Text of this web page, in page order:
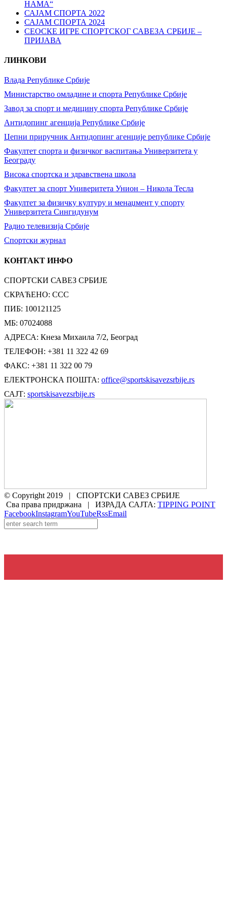
НАМА“
САЈАМ СПОРТА 2022
САЈАМ СПОРТА 2024
СЕОСКЕ ИГРЕ СПОРТСКОГ САВЕЗА СРБИЈЕ –
ПРИЈАВА
ЛИНКОВИ
Влада Републике Србије
Министарство омладине и спорта Републике Србије
Завод за спорт и медицину спорта Републике Србије
Антидопинг агенција Републике Србије
Џепни приручник Антидопинг агенције републике Србије
Факултет спорта и физичког васпитања Универзитета у
Београду
Висока спортска и здравствена школа
Факултет за спорт Универитета Унион – Никола Тесла
Факултет за физичку културу и менаџмент у спорту
Универзитета Сингидунум
Радио телевизија Србије
Спортски журнал
КОНТАКТ ИНФО
СПОРТСКИ САВЕЗ СРБИЈЕ
СКРАЋЕНО: ССС
ПИБ: 100121125
МБ: 07024088
АДРЕСА: Кнеза Михаила 7/2, Београд
ТЕЛЕФОН: +381 11 322 42 69
ФАКС: +381 11 322 00 79
ЕЛЕКТРОНСКА ПОШТА: office@sportskisavezsrbije.rs
САЈТ: sportskisavezsrbije.rs
© Copyright 2019 | СПОРТСКИ САВЕЗ СРБИЈЕ
Сва права придржана | ИЗРАДА САЈТА: TIPPING POINT
FacebookInstagramYouTubeRssEmail